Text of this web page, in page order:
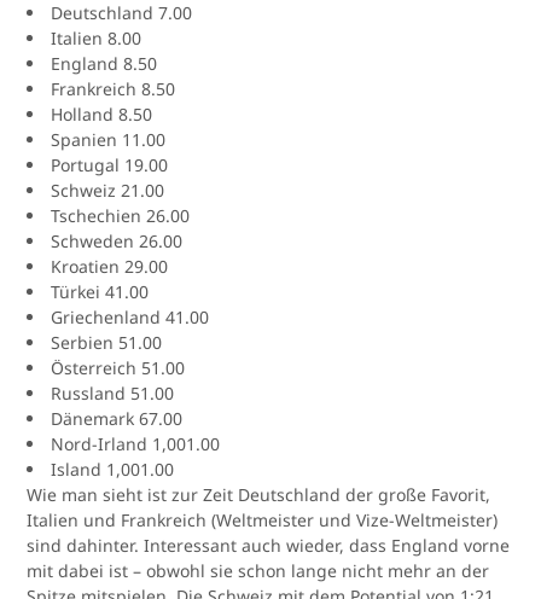
Deutschland 7.00
Italien 8.00
England 8.50
Frankreich 8.50
Holland 8.50
Spanien 11.00
Portugal 19.00
Schweiz 21.00
Tschechien 26.00
Schweden 26.00
Kroatien 29.00
Türkei 41.00
Griechenland 41.00
Serbien 51.00
Österreich 51.00
Russland 51.00
Dänemark 67.00
Nord-Irland 1,001.00
Island 1,001.00
Wie man sieht ist zur Zeit Deutschland der große Favorit,
Italien und Frankreich (Weltmeister und Vize-Weltmeister)
sind dahinter. Interessant auch wieder, dass England vorne
mit dabei ist – obwohl sie schon lange nicht mehr an der